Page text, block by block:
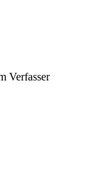
Verfasser